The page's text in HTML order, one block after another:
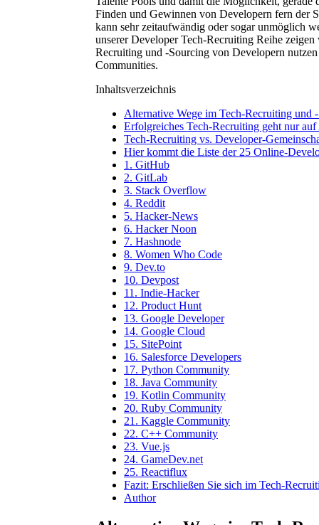
Finden und Gewinnen von Developern fern der
kann sehr zeitaufwändig oder sogar unmöglich
unserer Developer Tech-Recruiting Reihe
Recruiting und -Sourcing von Developern
Communities.
Inhaltsverzeichnis
Alternative Wege im Tech-Recruiting und
Erfolgreiches Tech-Recruiting geht nur
Tech-Recruiting vs. Developer-
Hier kommt die Liste der 25 Online-
1. GitHub
2. GitLab
3. Stack Overflow
4. Reddit
5. Hacker-News
6. Hacker Noon
7. Hashnode
8. Women Who Code
9. Dev.to
10. Devpost
11. Indie-Hacker
12. Product Hunt
13. Google Developer
14. Google Cloud
15. SitePoint
16. Salesforce Developers
17. Python Community
18. Java Community
19. Kotlin Community
20. Ruby Community
21. Kaggle Community
22. C++ Community
23. Vue.js
24. GameDev.net
25. Reactiflux
Fazit: Erschließen Sie sich im Tech-
Author